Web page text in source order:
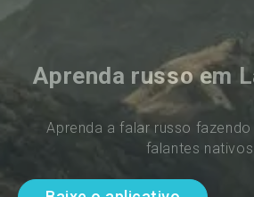
Aprenda russo em
Aprenda a falar russo
falantes nativos